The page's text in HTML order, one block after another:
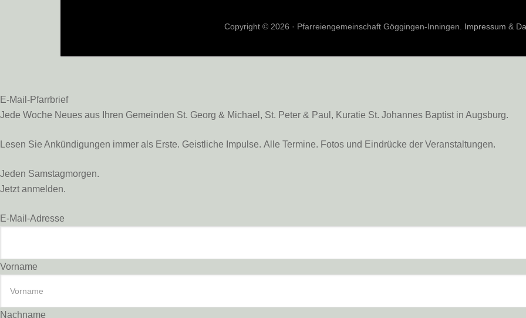
Copyright © 2026 · Pfarreiengemeinschaft Göggingen-Inningen. Impressum &
E-Mail-Pfarrbrief
Jede Woche Neues aus Ihren Gemeinden St. Georg & Michael, St. Peter & Paul, Kuratie St. Johannes Baptist in Augsburg.
Lesen Sie Ankündigungen immer als Erste. Geistliche Impulse. Alle Termine. Fotos und Eindrücke der Veranstaltungen.
Jeden Samstagmorgen.
Jetzt anmelden.
E-Mail-Adresse
Vorname
Nachname